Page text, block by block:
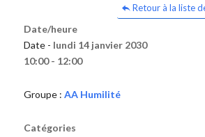
Retour à la liste
Date/heure
Date - lundi 14 janvier 2030
10:00 - 12:00
Groupe : AA Humilité
Catégories